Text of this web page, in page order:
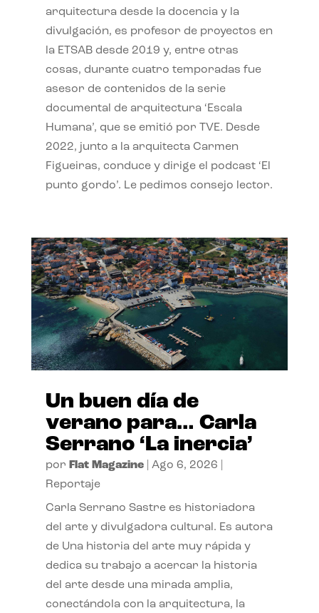
arquitectura desde la docencia y la
divulgación, es profesor de proyectos en
la ETSAB desde 2019 y, entre otras
cosas, durante cuatro temporadas fue
asesor de contenidos de la serie
documental de arquitectura ‘Escala
Humana’, que se emitió por TVE. Desde
2022, junto a la arquitecta Carmen
Figueiras, conduce y dirige el podcast ‘El
punto gordo’. Le pedimos consejo lector.
Un buen día de
verano para… Carla
Serrano ‘La inercia’
por Flat Magazine| Ago 6, 2026
Reportaje
Carla Serrano Sastre es historiadora
del arte y divulgadora cultural. Es autora
de Una historia del arte muy rápida y
dedica su trabajo a acercar la historia
del arte desde una mirada amplia,
conectándola con la arquitectura, la